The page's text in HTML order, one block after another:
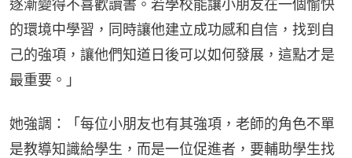
逐漸變得不喜歡讀書。若學校能讓小朋友在一個愉快
的環境中學習，同時讓他建立成功感和自信，找到自
己的強項，讓他們知道日後可以如何發展，這點才是
最重要。」
她強調：「每位小朋友也有其強項，老師的角色不單
是教導知識給學生，而是一位促進者，要輔助學生找